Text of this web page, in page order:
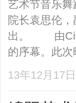
艺术节音乐
院长袁思伦
出。 由City
的序幕。此
13年12月17